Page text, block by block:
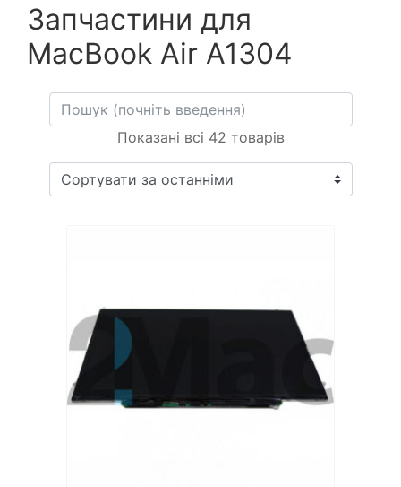
Запчастини для
MacBook Air A1304
Показані всі 42 товарів